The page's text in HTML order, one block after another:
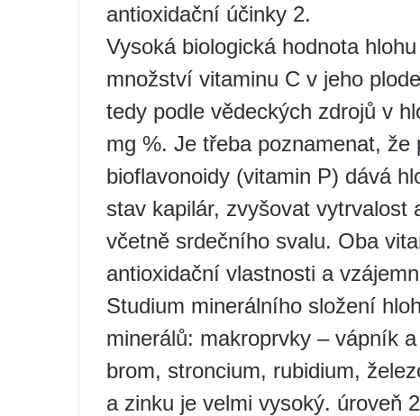
antioxidační účinky 2.
Vysoká biologická hodnota
množství vitaminu C v jeho
tedy podle vědeckých zdrojů v
mg %. Je třeba poznamenat,
bioflavonoidy (vitamin P) dává
stav kapilár, zvyšovat vytrvalost
včetně srdečního svalu. Oba
antioxidační vlastnosti a
Studium minerálního složení
minerálů: makroprvky – vápník
brom, stroncium, rubidium,
a zinku je velmi vysoký. úroveň